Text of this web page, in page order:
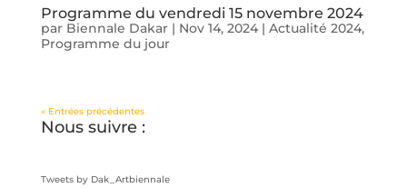
Programme du vendredi 15 novembre 2024
par Biennale Dakar| Nov 14, 2024| Actualité 2024,
Programme du jour
« Entrées précédentes
Nous suivre :
Tweets by Dak_Artbiennale